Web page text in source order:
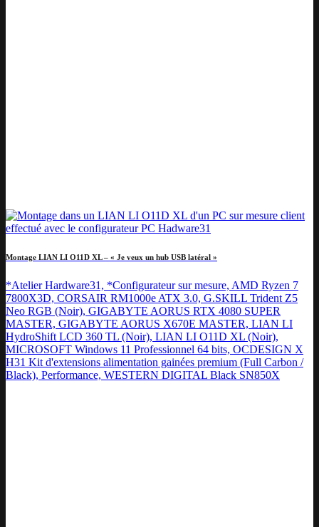
Montage LIAN LI O11D XL – « Je veux un hub USB latéral »
*Atelier Hardware31, *Configurateur sur mesure, AMD Ryzen 7
7800X3D, CORSAIR RM1000e ATX 3.0, G.SKILL Trident Z5
Neo RGB (Noir), GIGABYTE AORUS RTX 4080 SUPER
MASTER, GIGABYTE AORUS X670E MASTER, LIAN LI
HydroShift LCD 360 TL (Noir), LIAN LI O11D XL (Noir),
MICROSOFT Windows 11 Professionnel 64 bits, OCDESIGN X
H31 Kit d'extensions alimentation gainées premium (Full Carbon /
Black), Performance, WESTERN DIGITAL Black SN850X